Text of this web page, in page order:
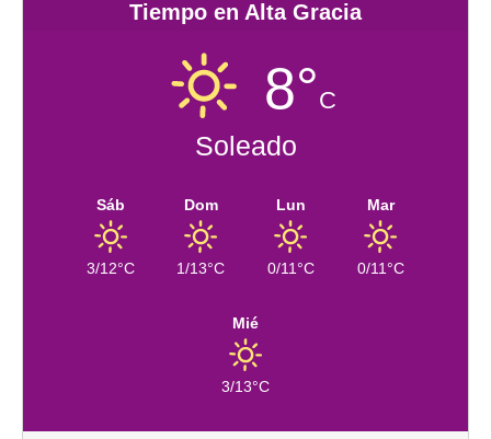
Tiempo en Alta Gracia
8°C
Soleado
Sáb
3/12°C
Dom
1/13°C
Lun
0/11°C
Mar
0/11°C
Mié
3/13°C